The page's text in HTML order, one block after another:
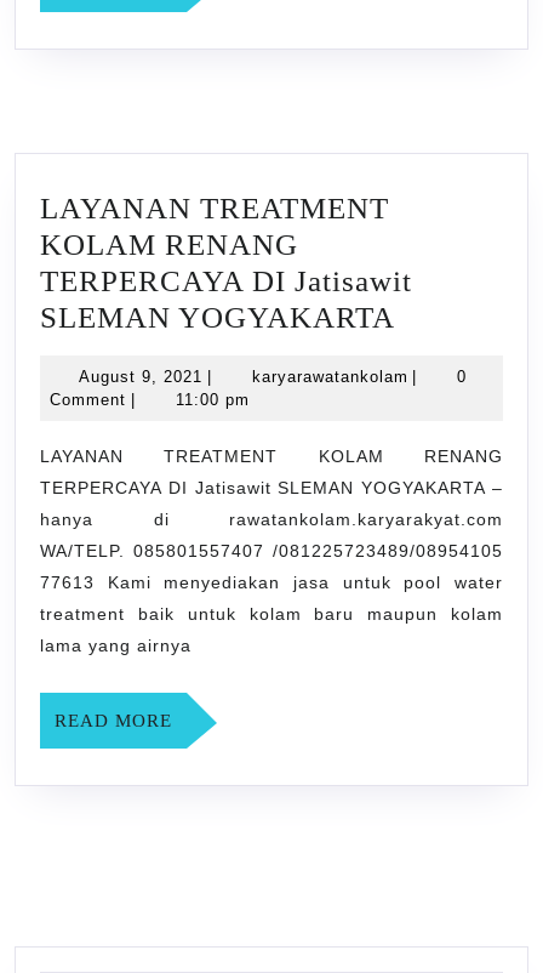
MORE
LAYANAN TREATMENT
KOLAM RENANG
TERPERCAYA DI Jatisawit
SLEMAN YOGYAKARTA
KOLAM
DI
Jatisawit
SLEMAN
August 9, 2021 August
9,
karyarawatankolam
0
Comment
11:00 pm
LAYANAN TREATMENT KOLAM RENANG
TERPERCAYA DI Jatisawit SLEMAN YOGYAKARTA –
hanya di rawatankolam.karyarakyat.com
WA/TELP. 085801557407 /081225723489/08954105
77613 Kami menyediakan jasa untuk pool water
treatment baik untuk kolam baru maupun kolam
lama yang airnya
READ MORE READ
MORE